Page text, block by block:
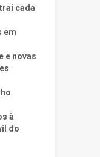
cada
em
e novas
à
do